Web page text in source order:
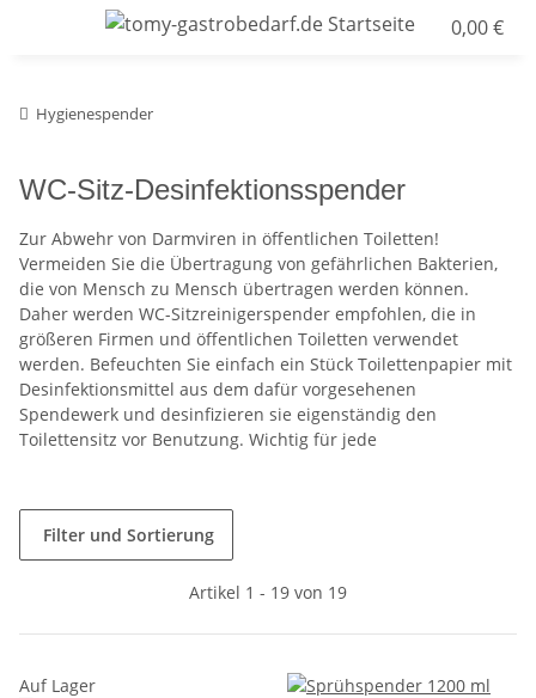
0,00 €
Hygienespender
WC-Sitz-Desinfektionsspender
Zur Abwehr von Darmviren in öffentlichen Toiletten!
Vermeiden Sie die Übertragung von gefährlichen Bakterien,
die von Mensch zu Mensch übertragen werden können.
Daher werden WC-Sitzreinigerspender empfohlen, die in
größeren Firmen und öffentlichen Toiletten verwendet
werden. Befeuchten Sie einfach ein Stück Toilettenpapier mit
Desinfektionsmittel aus dem dafür vorgesehenen
Spendewerk und desinfizieren sie eigenständig den
Toilettensitz vor Benutzung. Wichtig für jede
Filter und Sortierung
Artikel 1 - 19 von 19
Auf Lager